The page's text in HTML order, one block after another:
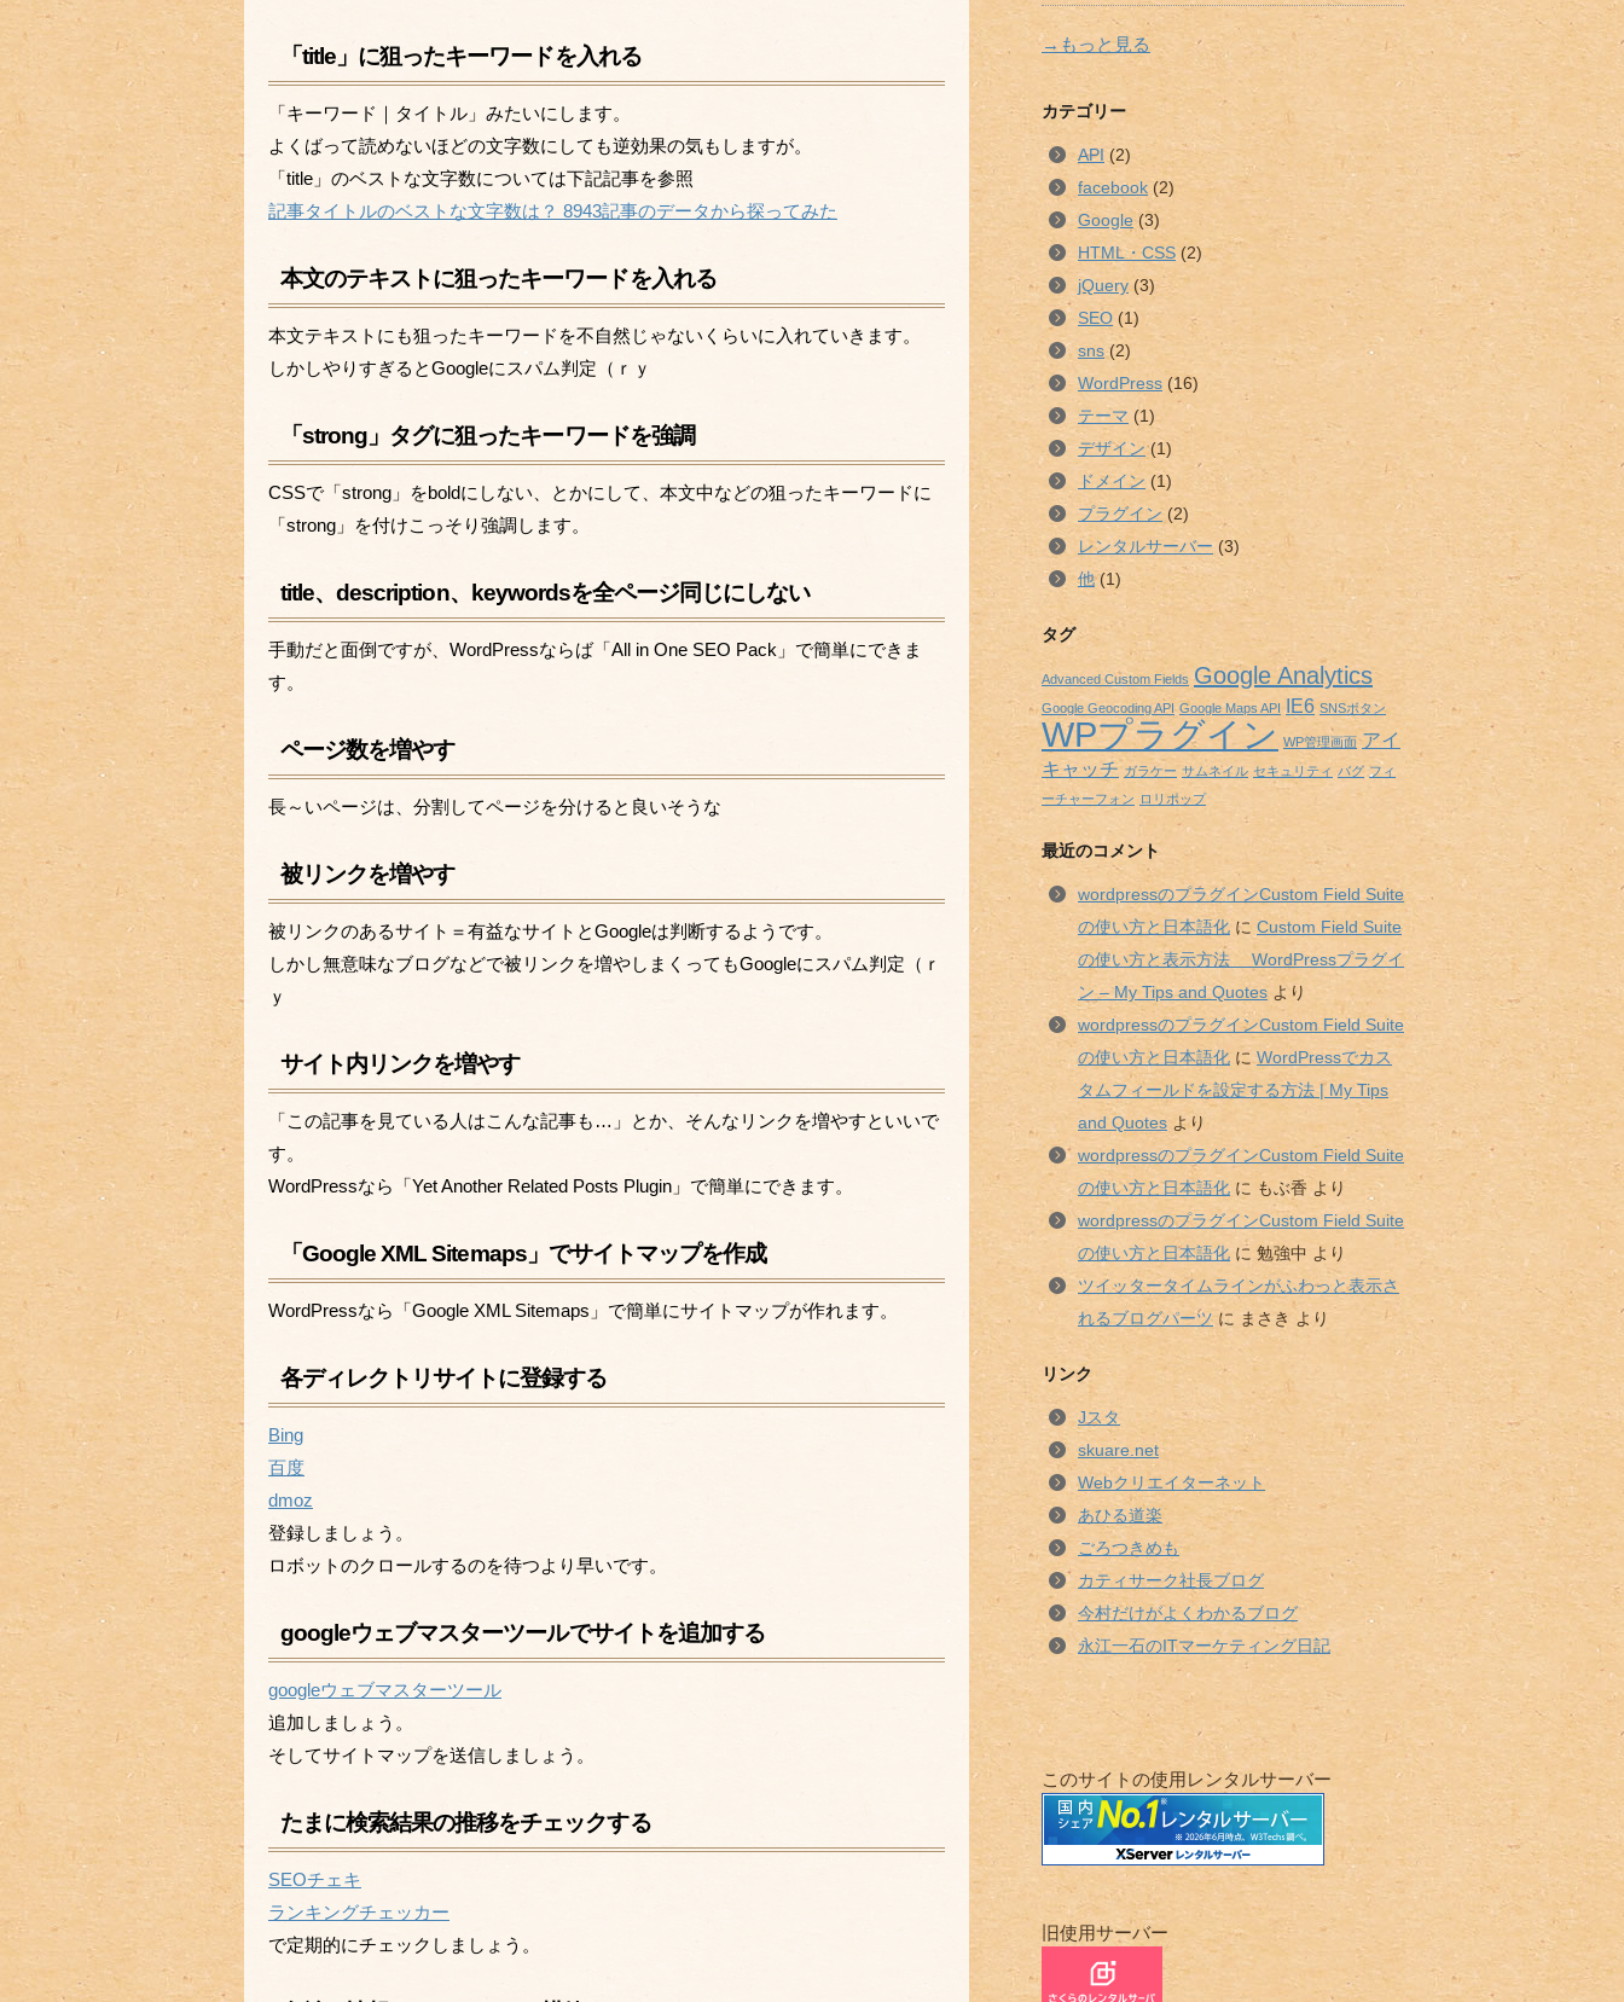
「title」に狙ったキーワードを入れる
「キーワード｜タイトル」みたいにします。
よくばって読めないほどの文字数にしても逆効果の気もしますが。
「title」のベストな文字数については下記記事を参照
記事タイトルのベストな文字数は？ 8943記事のデータから探ってみた
本文のテキストに狙ったキーワードを入れる
本文テキストにも狙ったキーワードを不自然じゃないくらいに入れていきます。
しかしやりすぎるとGoogleにスパム判定（ｒｙ
「strong」タグに狙ったキーワードを強調
CSSで「strong」をboldにしない、とかにして、本文中などの狙ったキーワードに
「strong」を付けこっそり強調します。
title、description、keywordsを全ページ同じにしない
手動だと面倒ですが、WordPressならば「All in One SEO Pack」で簡単にできま
す。
ページ数を増やす
長～いページは、分割してページを分けると良いそうな
被リンクを増やす
被リンクのあるサイト＝有益なサイトとGoogleは判断するようです。
しかし無意味なブログなどで被リンクを増やしまくってもGoogleにスパム判定（ｒ
ｙ
サイト内リンクを増やす
「この記事を見ている人はこんな記事も…」とか、そんなリンクを増やすといいで
す。
WordPressなら「Yet Another Related Posts Plugin」で簡単にできます。
「Google XML Sitemaps」でサイトマップを作成
WordPressなら「Google XML Sitemaps」で簡単にサイトマップが作れます。
各ディレクトリサイトに登録する
Bing
百度
dmoz
登録しましょう。
ロボットのクロールするのを待つより早いです。
googleウェブマスターツールでサイトを追加する
googleウェブマスターツール
追加しましょう。
そしてサイトマップを送信しましょう。
たまに検索結果の推移をチェックする
SEOチェキ
ランキングチェッカー
で定期的にチェックしましょう。
→もっと見る
カテゴリー
API (2)
facebook (2)
Google (3)
HTML・CSS (2)
jQuery (3)
SEO (1)
sns (2)
WordPress (16)
テーマ (1)
デザイン(1)
ドメイン (1)
プラグイン (2)
レンタルサーバー (3)
他(1)
タグ
Advanced Custom Fields Google Analytics
Google Geocoding API Google Maps API IE6 SNSボタン
WPプラグイン WP管理画面 アイ
キャッチ ガラケー サムネイル セキュリティ バグ フィ
ーチャーフォン ロリポップ
最近のコメント
wordpressのプラグインCustom Field Suite
の使い方と日本語化 に Custom Field Suite
の使い方と表示方法 WordPressプラグイ
ン – My Tips and Quotes より
wordpressのプラグインCustom Field Suite
の使い方と日本語化 に WordPressでカス
タムフィールドを設定する方法 | My Tips
and Quotes より
wordpressのプラグインCustom Field Suite
の使い方と日本語化 に もぶ香 より
wordpressのプラグインCustom Field Suite
の使い方と日本語化 に 勉強中 より
ツイッタータイムラインがふわっと表示さ
れるブログパーツ に まさき より
リンク
Jスタ
skuare.net
Webクリエイターネット
あひる道楽
ごろつきめも
カティサーク社長ブログ
今村だけがよくわかるブログ
永江一石のITマーケティング日記
このサイトの使用レンタルサーバー
旧使用サーバー